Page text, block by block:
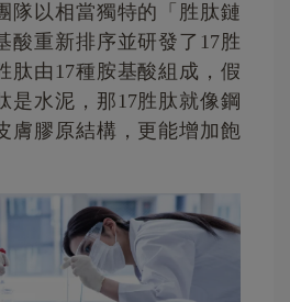
隊以相當獨特的「胜肽鏈
酸重新排序並研發了17胜
肽由17種胺基酸組成，假
是水泥，那17胜肽就像鋼
膚膠原結構，更能增加飽